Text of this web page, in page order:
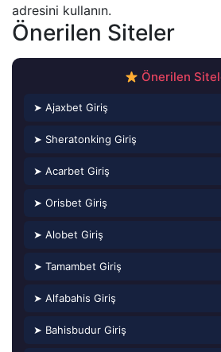
adresini kullanın.
Önerilen Siteler
Önerilen
➤ Ajaxbet Giriş
➤ Sheratonking Giriş
➤ Acarbet Giriş
➤ Orisbet Giriş
➤ Alobet Giriş
➤ Tamambet Giriş
➤ Alfabahis Giriş
➤ Bahisbudur Giriş